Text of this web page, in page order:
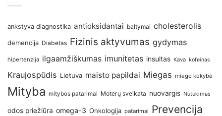
ankstyva diagnostika antioksidantai baltymai cholesterolis
demencija Diabetas Fizinis aktyvumas gydymas
hipertenzija ilgaamžiškumas imunitetas insultas Kava kofeinas
Kraujospūdis Lietuva maisto papildai Miegas miego kokybė
Mityba mitybos patarimai Moterų sveikata nuovargis Nutukimas
odos priežiūra omega-3 Onkologija patarimai Prevencija